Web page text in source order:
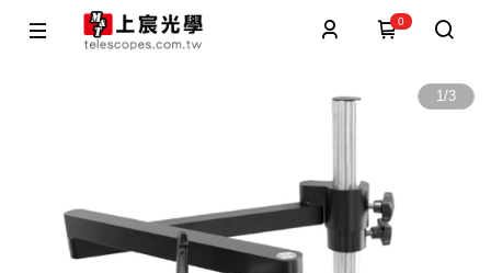
0
1/3